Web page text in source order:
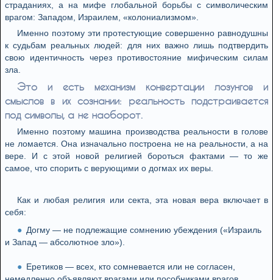
страданиях, а на мифе глобальной борьбы с символическим
врагом: Западом, Израилем, «колониализмом».
Именно поэтому эти протестующие совершенно равнодушны
к судьбам реальных людей: для них важно лишь подтвердить
свою идентичность через противостояние мифическим силам
зла.
Это и есть механизм конвертации лозунгов и
смыслов в их сознании: реальность подстраивается
под символы, а не наоборот.
Именно поэтому машина производства реальности в голове
не ломается. Она изначально построена не на реальности, а на
вере. И с этой новой религией бороться фактами — то же
самое, что спорить с верующими о догмах их веры.
Как и любая религия или секта, эта новая вера включает в
себя:
Догму — не подлежащие сомнению убеждения («Израиль
и Запад — абсолютное зло»).
Еретиков — всех, кто сомневается или не согласен,